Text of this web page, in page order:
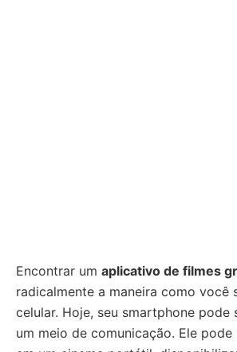
Encontrar um aplicativo de filmes
radicalmente a maneira como você
celular. Hoje, seu smartphone pode
um meio de comunicação. Ele